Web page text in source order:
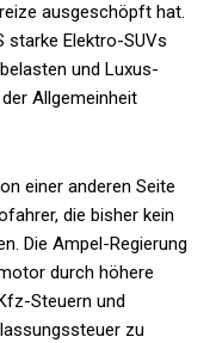
ausgeschöpft hat.
starke Elektro-SUVs
und Luxus-
Allgemeinheit
einer anderen Seite
die bisher kein
Die Ampel-Regierung
durch höhere
Steuern und
zu